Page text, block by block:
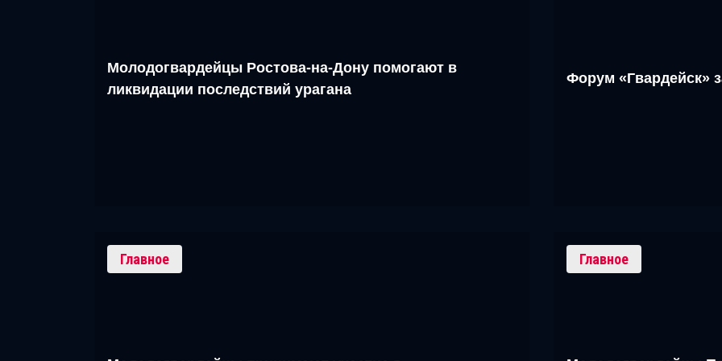
Молодогвардейцы Ростова-на-Дону помогают в
ликвидации последствий урагана
Форум «Гвардейск»
Главное Главное